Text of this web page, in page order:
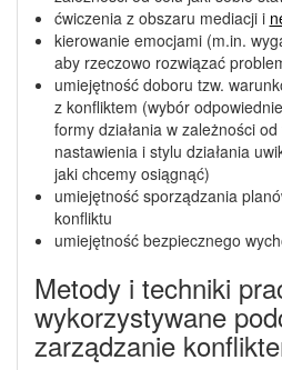
ćwiczenia z obszaru mediacji i
kierowanie emocjami (m.in.
aby rzeczowo rozwiązać
umiejętność doboru tzw.
z konfliktem (wybór
formy działania w zależności
nastawienia i stylu działania
jaki chcemy osiągnąć)
umiejętność sporządzania
konfliktu
umiejętność bezpiecznego
Metody i techniki
wykorzystywane
zarządzanie